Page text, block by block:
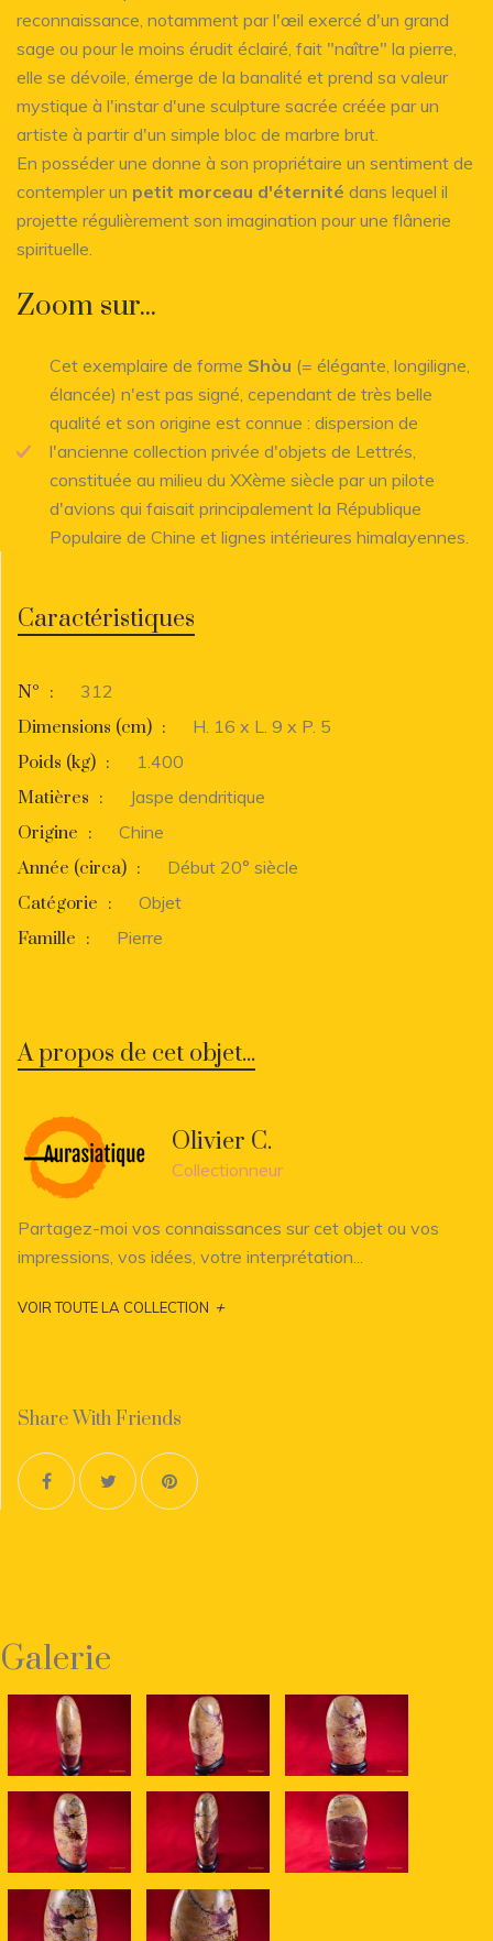
reconnaissance, notamment par l'œil exercé d'un grand
sage ou pour le moins érudit éclairé, fait "naître" la pierre,
elle se dévoile, émerge de la banalité et prend sa valeur
mystique à l'instar d'une sculpture sacrée créée par un
artiste à partir d'un simple bloc de marbre brut.
En posséder une donne à son propriétaire un sentiment de
contempler un petit morceau d'éternité dans lequel il
projette régulièrement son imagination pour une flânerie
spirituelle.
Zoom sur...
Cet exemplaire de forme Shòu (= élégante, longiligne,
élancée) n'est pas signé, cependant de très belle
qualité et son origine est connue : dispersion de
l'ancienne collection privée d'objets de Lettrés,
constituée au milieu du XXème siècle par un pilote
d'avions qui faisait principalement la République
Populaire de Chine et lignes intérieures himalayennes.
Caractéristiques
N° :
312
Dimensions (cm) :
H. 16 x L. 9 x P. 5
Poids (kg) :
1.400
Matières :
Jaspe dendritique
Origine :
Chine
Année (circa) :
Début 20° siècle
Catégorie :
Objet
Famille : Pierre
A propos de cet objet...
Olivier C.
Collectionneur
Partagez-moi vos connaissances sur cet objet ou vos
impressions, vos idées, votre interprétation...
VOIR TOUTE LA COLLECTION +
Share With Friends
Galerie